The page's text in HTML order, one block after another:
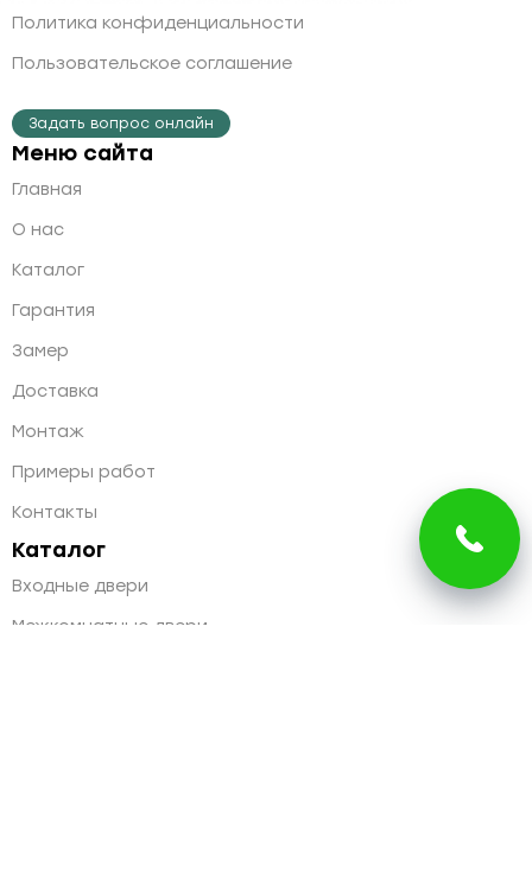
Политика конфиденциальности
Пользовательское соглашение
Задать вопрос онлайн
Меню сайта
Главная
О нас
Каталог
Гарантия
Замер
Доставка
Монтаж
Примеры работ
Контакты
Каталог
Входные двери
Межкомнатные двери